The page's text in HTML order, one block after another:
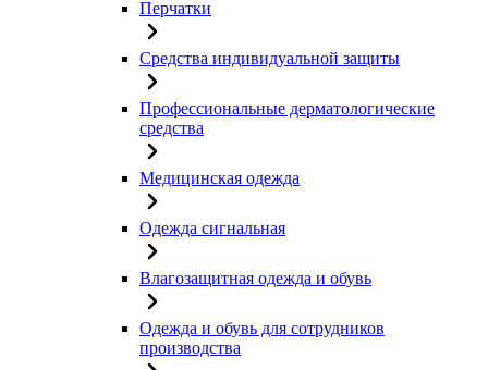
Перчатки
Средства индивидуальной защиты
Профессиональные дерматологические
средства
Медицинская одежда
Одежда сигнальная
Влагозащитная одежда и обувь
Одежда и обувь для сотрудников
производства